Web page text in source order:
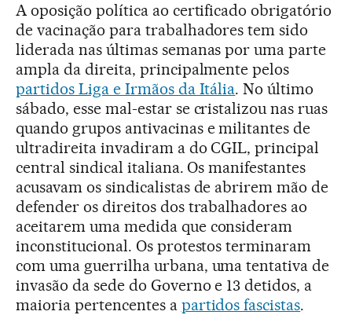
A oposição política ao certificado obrigatório
de vacinação para trabalhadores tem sido
liderada nas últimas semanas por uma parte
ampla da direita, principalmente pelos
partidos Liga e Irmãos da Itália. No último
sábado, esse mal-estar se cristalizou nas ruas
quando grupos antivacinas e militantes de
ultradireita invadiram a do CGIL, principal
central sindical italiana. Os manifestantes
acusavam os sindicalistas de abrirem mão de
defender os direitos dos trabalhadores ao
aceitarem uma medida que consideram
inconstitucional. Os protestos terminaram
com uma guerrilha urbana, uma tentativa de
invasão da sede do Governo e 13 detidos, a
maioria pertencentes a partidos fascistas.